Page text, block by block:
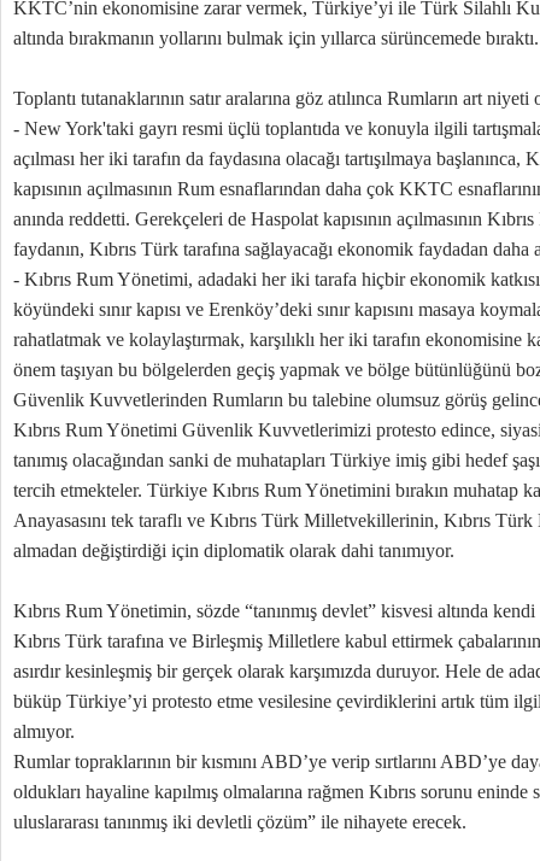
KKTC’nin ekonomisine zarar vermek, Türkiye’yi ile Türk Silahlı
altında bırakmanın yollarını bulmak için yıllarca sürüncemede bıraktı.
Toplantı tutanaklarının satır aralarına göz atılınca Rumların art niyeti
- New York'taki gayrı resmi üçlü toplantıda ve konuyla ilgili
açılması her iki tarafın da faydasına olacağı tartışılmaya
kapısının açılmasının Rum esnaflarından daha çok KKTC
anında reddetti. Gerekçeleri de Haspolat kapısının açılmasının
faydanın, Kıbrıs Türk tarafına sağlayacağı ekonomik faydadan
- Kıbrıs Rum Yönetimi, adadaki her iki tarafa hiçbir ekonomik
köyündeki sınır kapısı ve Erenköy’deki sınır kapısını masaya
rahatlatmak ve kolaylaştırmak, karşılıklı her iki tarafın ekonomisine
önem taşıyan bu bölgelerden geçiş yapmak ve bölge bütünlüğünü
Güvenlik Kuvvetlerinden Rumların bu talebine olumsuz görüş
Kıbrıs Rum Yönetimi Güvenlik Kuvvetlerimizi protesto edince,
tanımış olacağından sanki de muhatapları Türkiye imiş gibi hedef
tercih etmekteler. Türkiye Kıbrıs Rum Yönetimini bırakın muhatap
Anayasasını tek taraflı ve Kıbrıs Türk Milletvekillerinin, Kıbrıs Türk
almadan değiştirdiği için diplomatik olarak dahi tanımıyor.
Kıbrıs Rum Yönetimin, sözde “tanınmış devlet” kisvesi altında
Kıbrıs Türk tarafına ve Birleşmiş Milletlere kabul ettirmek
asırdır kesinleşmiş bir gerçek olarak karşımızda duruyor. Hele de
büküp Türkiye’yi protesto etme vesilesine çevirdiklerini artık tüm
almıyor.
Rumlar topraklarının bir kısmını ABD’ye verip sırtlarını ABD’ye
oldukları hayaline kapılmış olmalarına rağmen Kıbrıs sorunu eninde
uluslararası tanınmış iki devletli çözüm” ile nihayete erecek.